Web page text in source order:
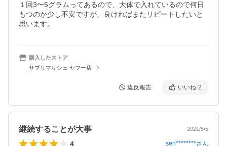
１回3〜5グラムってあるので、大体で入れているので何日
もつのか少し不安ですが、良ければまたリピートしたいと
思います。
購入したストア
サプリマルシェ ヤフー店
違反報告 いいね 2
継続することが大事 2021/5/5
4 sen********さん